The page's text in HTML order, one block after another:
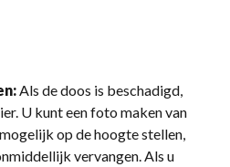
Als de doos is beschadigd,
U kunt een foto maken van
op de hoogte stellen,
vervangen. Als u